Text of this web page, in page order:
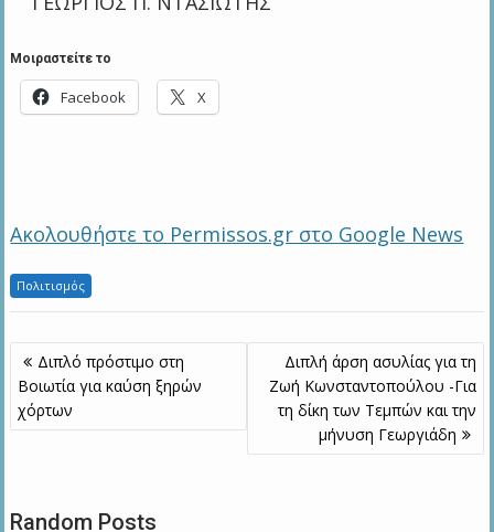
Μοιραστείτε το
Facebook X
Ακολουθήστε το Permissos.gr στο Google News
Πολιτισμός
Πλοήγηση
άρθρων
Διπλό πρόστιμο στη
Βοιωτία για καύση ξηρών
χόρτων
Διπλή άρση ασυλίας για τη
Ζωή Κωνσταντοπούλου -Για
τη δίκη των Τεμπών και την
μήνυση Γεωργιάδη
Random Posts